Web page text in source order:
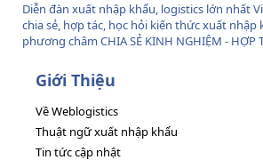
Diễn đàn xuất nhập khẩu, logistics lớn nhất
chia sẻ, hợp tác, học hỏi kiến thức xuất nhập
phương châm CHIA SẺ KINH NGHIỆM - HỢP
Giới Thiệu
Về Weblogistics
Thuật ngữ xuất nhập khẩu
Tin tức cập nhật